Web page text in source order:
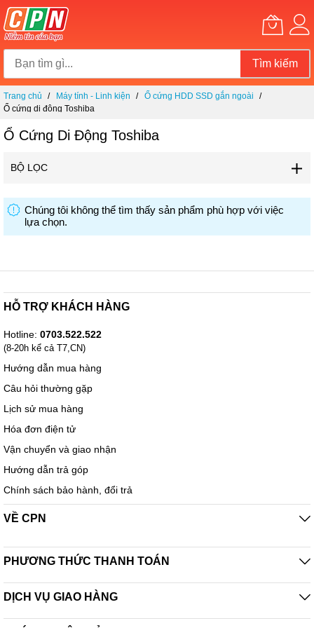
Tìm kiếm
Chuyển
đến
dung
Trang chủ Máy tính - Linh kiện
Ổ cứng HDD SSD gắn ngoài
Ổ cứng di động Toshiba
Ổ Cứng Di Động Toshiba
BỘ LỌC
Chúng tôi không thể tìm thấy sản phẩm phù hợp với việc
lựa chọn.
HỖ TRỢ KHÁCH HÀNG
Hotline: 0703.522.522
(8-20h kể cả T7,CN)
Hướng dẫn mua hàng
Câu hỏi thường gặp
Lịch sử mua hàng
Hóa đơn điện tử
Vận chuyển và giao nhận
Hướng dẫn trả góp
Chính sách bảo hành, đổi trả
VỀ CPN
PHƯƠNG THỨC THANH TOÁN
DỊCH VỤ GIAO HÀNG